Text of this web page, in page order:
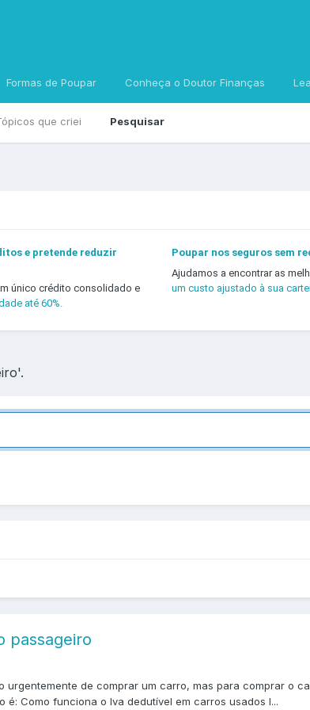
que criei Pesquisar
Formas de Poupar Conheça o Doutor Finanças
e pretende reduzir
único crédito consolidado e
até 60%.
Poupar nos seguros sem
Ajudamos a encontrar as
um custo ajustado à sua
passageiro
urgentemente de comprar um carro, mas para comprar o
Como funciona o Iva dedutível em carros usados l...